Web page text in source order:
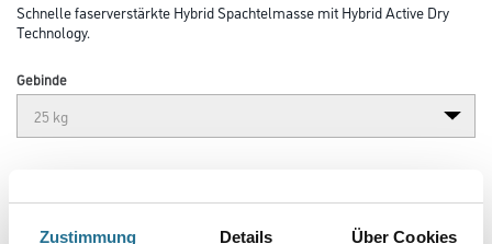
Zustimmung Details Über Cookies
Schnelle faserverstärkte Hybrid Spachtelmasse mit Hybrid Active Dry
Technology.
Gebinde